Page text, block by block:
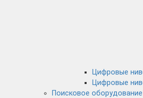
Цифровые
Цифровые
Поисковое оборудование